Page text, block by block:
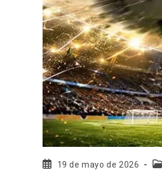
19 de mayo de 2026